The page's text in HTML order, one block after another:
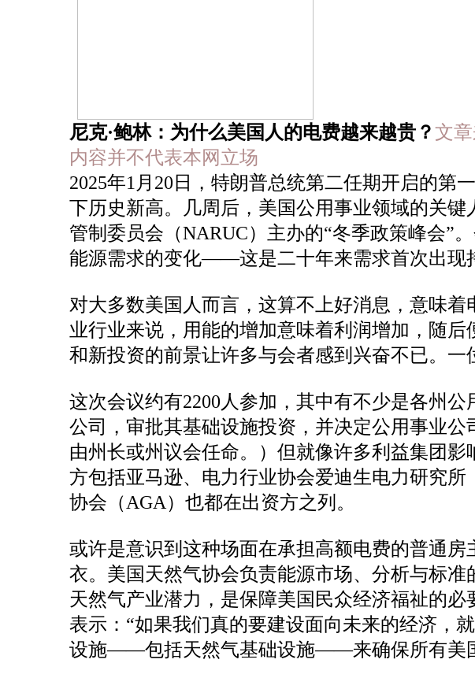
尼克·鲍林：为什么美国人的电费越来越贵？文
内容并不代表本网立场
2025年1月20日，特朗普总统第二任期开启的第
下历史新高。几周后，美国公用事业领域的关
管制委员会（NARUC）主办的“冬季政策峰会”
能源需求的变化——这是二十年来需求首次出现
对大多数美国人而言，这算不上好消息，意味
业行业来说，用能的增加意味着利润增加，随
和新投资的前景让许多与会者感到兴奋不已。
这次会议约有2200人参加，其中有不少是各州
公司，审批其基础设施投资，并决定公用事业
由州长或州议会任命。）但就像许多利益集团
方包括亚马逊、电力行业协会爱迪生电力研究
协会（AGA）也都在出资方之列。
或许是意识到这种场面在承担高额电费的普通
衣。美国天然气协会负责能源市场、分析与标准
天然气产业潜力，是保障美国民众经济福祉的
表示：“如果我们真的要建设面向未来的经济，
设施——包括天然气基础设施——来确保所有美